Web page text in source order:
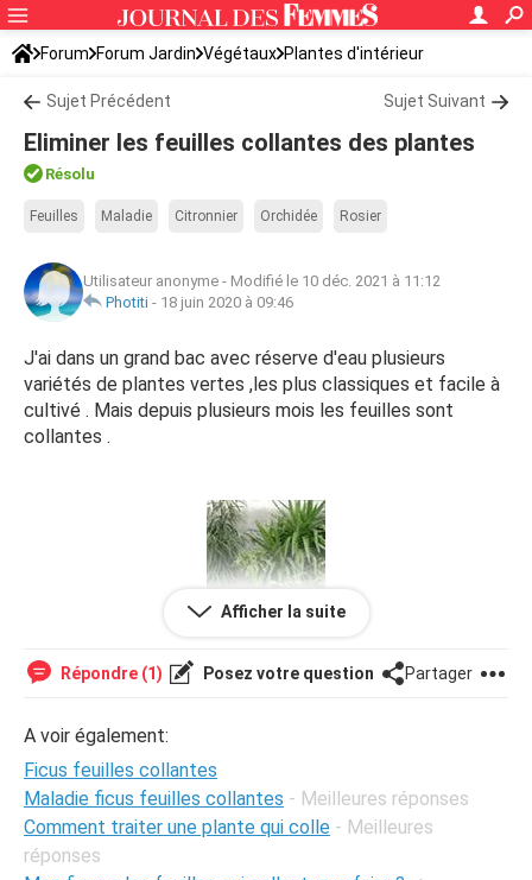
Forum Forum Jardin Végétaux Plantes d'intérieur
Sujet Précédent Sujet Suivant
Eliminer les feuilles collantes des plantes
Résolu
Feuilles Maladie Citronnier Orchidée Rosier
Utilisateur anonyme - Modifié le 10 déc. 2021 à 11:12
Photiti - 18 juin 2020 à 09:46
J'ai dans un grand bac avec réserve d'eau plusieurs
variétés de plantes vertes ,les plus classiques et facile à
cultivé . Mais depuis plusieurs mois les feuilles sont
collantes .
Afficher la suite
Répondre (1) Posez votre question Partager
A voir également:
Ficus feuilles collantes
Maladie ficus feuilles collantes - Meilleures réponses
Comment traiter une plante qui colle - Meilleures
réponses